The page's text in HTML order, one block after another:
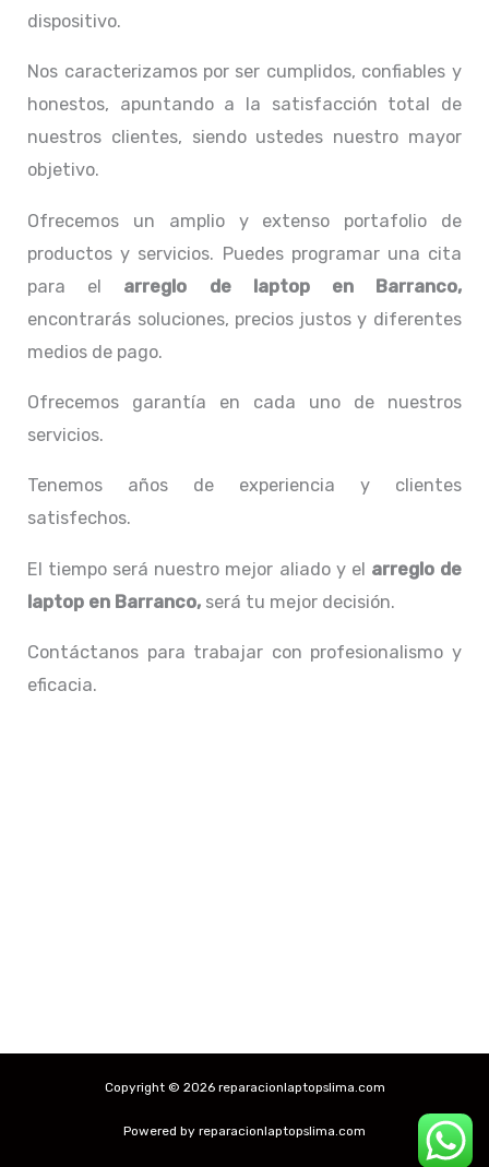
dispositivo.
Nos caracterizamos por ser cumplidos, confiables y
honestos, apuntando a la satisfacción total de
nuestros clientes, siendo ustedes nuestro mayor
objetivo.
Ofrecemos un amplio y extenso portafolio de
productos y servicios. Puedes programar una cita
para el arreglo de laptop en Barranco,
encontrarás soluciones, precios justos y diferentes
medios de pago.
Ofrecemos garantía en cada uno de nuestros
servicios.
Tenemos años de experiencia y clientes
satisfechos.
El tiempo será nuestro mejor aliado y el arreglo de
laptop en Barranco, será tu mejor decisión.
Contáctanos para trabajar con profesionalismo y
eficacia.
Copyright © 2026 reparacionlaptopslima.com
Powered by reparacionlaptopslima.com